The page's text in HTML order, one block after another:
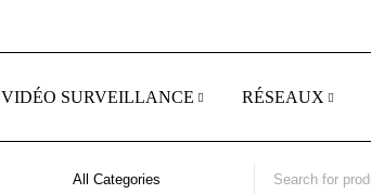
VIDÉO SURVEILLANCE RÉSEAUX